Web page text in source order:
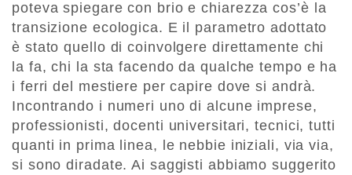
poteva spiegare con brio e chiarezza cos’è la
transizione ecologica. E il parame­tro adottato
è stato quello di coinvolgere direttamente chi
la fa, chi la sta facendo da qualche tempo e ha
i ferri del mestiere per capire dove si andrà.
Incontrando i nu­meri uno di alcune imprese,
professionisti, docenti universitari, tecnici, tutti
quanti in prima linea, le nebbie iniziali, via via,
si sono diradate. Ai saggisti abbiamo sug­gerito